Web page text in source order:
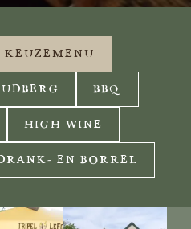
KEUZEMENU
BBQ
HIGH WINE
EN BORREL